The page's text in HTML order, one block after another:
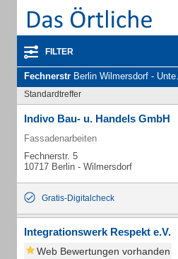
FILTER
Fechnerstr Berlin Wilmersdorf - Unternehmen und Personen
Standardtreffer
Indivo Bau- u. Handels GmbH
Fassadenarbeiten
Fechnerstr. 5
10717 Berlin - Wilmersdorf
Gratis-Digitalcheck
Integrationswerk Respekt e.V.
Web Bewertungen vorhanden